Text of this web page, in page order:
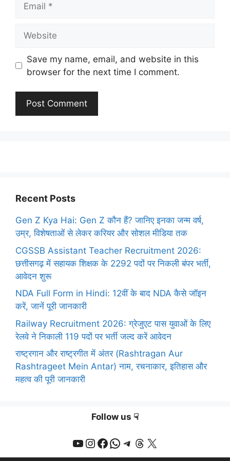
Save my name, email, and website in this
browser for the next time I comment.
Recent Posts
Gen Z Kya Hai: Gen Z कौन हैं? जानिए इनका जन्म वर्ष,
उम्र, विशेषताओं से लेकर करियर और सोशल मीडिया तक
CGSSB Assistant Teacher Recruitment 2026:
छत्तीसगढ़ में सहायक शिक्षक के 2292 पदों पर निकली बंपर भर्ती,
आवेदन शुरू
NDA Full Form in Hindi: 12वीं के बाद NDA कैसे जॉइन
करें, जानें पूरी जानकारी
Railway Recruitment 2026: ग्रेजुएट पास युवाओं के लिए
रेलवे ने निकाली 119 पदों पर भर्ती जल्द करें आवेदन
राष्ट्रगान और राष्ट्रगीत में अंतर (Rashtragan Aur
Rashtrageet Mein Antar) नाम, रचनाकार, इतिहास और
महत्व की पूरी जानकारी
Follow us ☟
YouTube
Instagram
Facebook
WhatsApp
Telegram
Threads
X